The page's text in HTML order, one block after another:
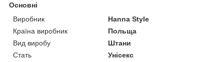
Основні
Виробник
Hanna Style
Країна виробник
Польща
Вид виробу
Штани
Стать
Унісекс